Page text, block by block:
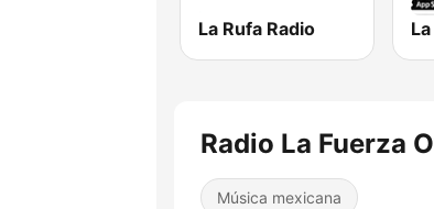
La Rufa Radio
Radio La Fuerza
Música mexicana